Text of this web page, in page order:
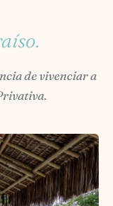
de vivenciar a